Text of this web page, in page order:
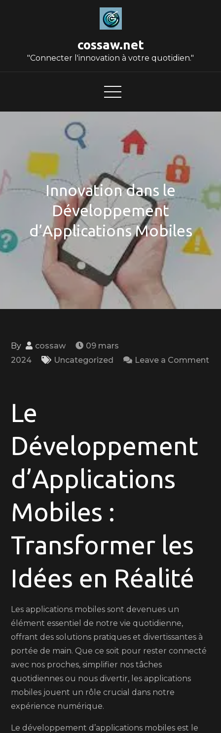
cossaw.net
"Connecter l'innovation à votre quotidien."
Innovation dans le
Développement
d’Applications Mobiles
By cossaw
09 mars
2024
Uncategorized
Leave a Comment
d’Applications
Mobiles
Le
Développement
d’Applications
Mobiles :
Transformer les
Idées en Réalité
Les applications mobiles sont devenues un
élément essentiel de notre vie quotidienne,
offrant des solutions pratiques et divertissantes à
portée de main. Que ce soit pour rester connecté
avec nos proches, simplifier nos tâches
quotidiennes ou nous divertir, les applications
mobiles jouent un rôle crucial dans notre
expérience numérique.
Le développement d’applications mobiles est le